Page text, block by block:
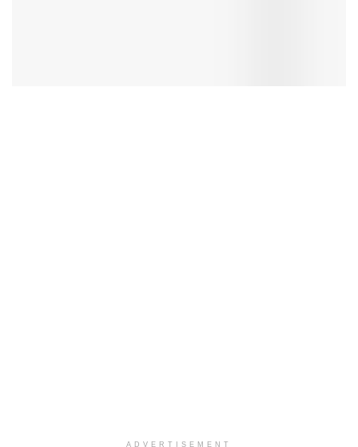
ADVERTISEMENT